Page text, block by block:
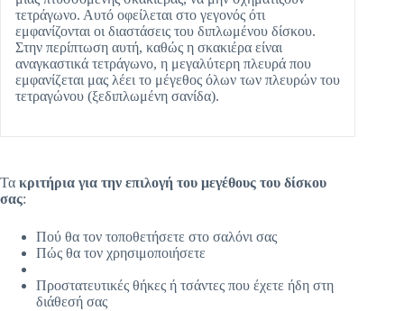
τετράγωνο. Αυτό οφείλεται στο γεγονός ότι
εμφανίζονται οι διαστάσεις του διπλωμένου δίσκου.
Στην περίπτωση αυτή, καθώς η σκακιέρα είναι
αναγκαστικά τετράγωνο, η μεγαλύτερη πλευρά που
εμφανίζεται μας λέει το μέγεθος όλων των πλευρών του
τετραγώνου (ξεδιπλωμένη σανίδα).
Τα κριτήρια για την επιλογή του μεγέθους του δίσκου
σας:
Πού θα τον τοποθετήσετε στο σαλόνι σας
Πώς θα τον χρησιμοποιήσετε
Προστατευτικές θήκες ή τσάντες που έχετε ήδη στη
διάθεσή σας